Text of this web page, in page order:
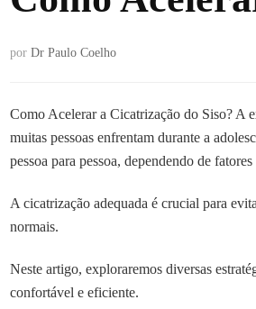
por Dr Paulo Coelho
Como Acelerar a Cicatrização do Siso? A
muitas pessoas enfrentam durante a
pessoa para pessoa, dependendo de
A cicatrização adequada é crucial para
normais.
Neste artigo, exploraremos diversas
confortável e eficiente.